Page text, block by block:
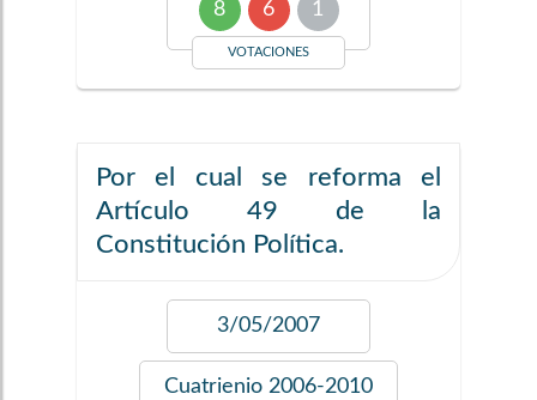
8 6 1
VOTACIONES
Por el cual se reforma el
Artículo 49 de la
Constitución Política.
3/05/2007
Cuatrienio 2006-2010